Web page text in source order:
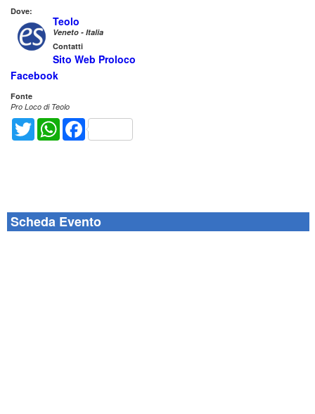
Dove:
Teolo
Veneto - Italia
Contatti
Sito Web Proloco
Facebook
Fonte
Pro Loco di Teolo
Twitter WhatsAppFacebook
Scheda Evento